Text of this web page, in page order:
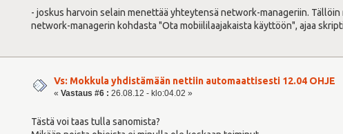
- joskus harvoin selain menettää yhteytensä network-manageriin.
network-managerin kohdasta "Ota mobiililaajakaista käyttöön", ajaa
Vs: Mokkula yhdistämään nettiin automaattisesti 12.04 OHJE
«Vastaus #6 : 26.08.12 - klo:04.02 »
Tästä voi taas tulla sanomista?